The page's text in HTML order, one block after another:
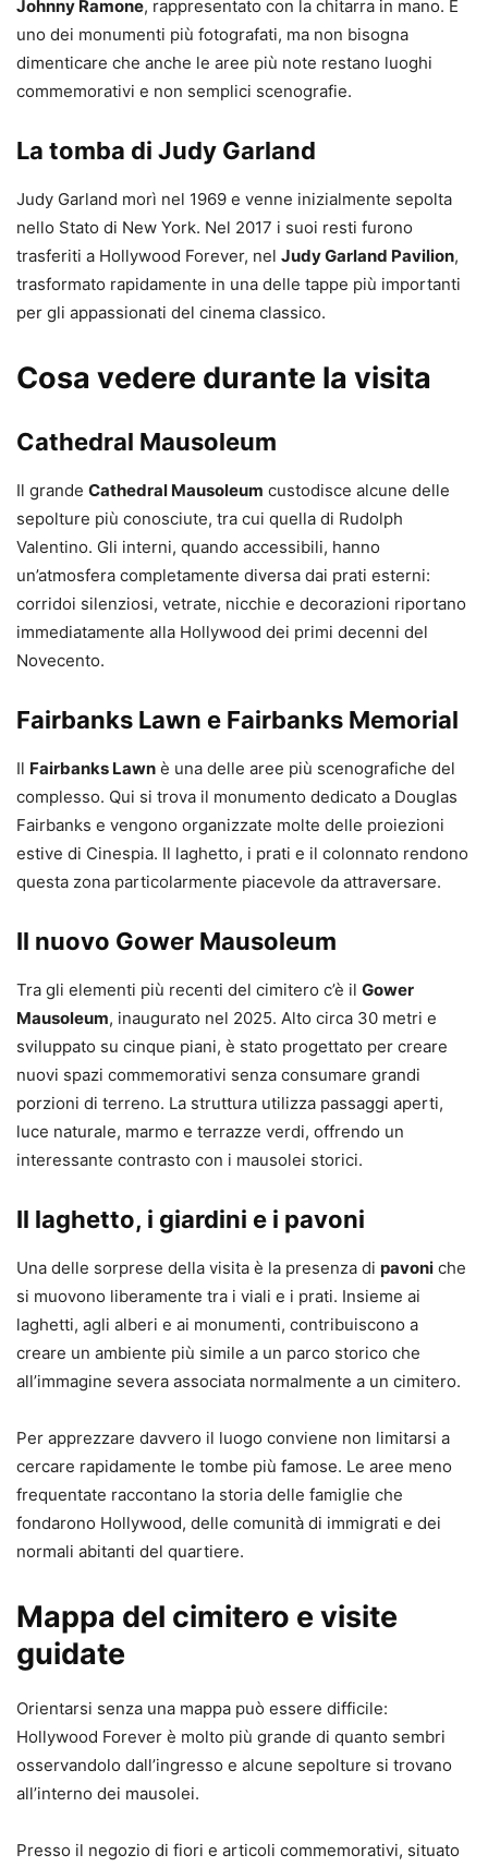
Johnny Ramone, rappresentato con la chitarra in mano. È
uno dei monumenti più fotografati, ma non bisogna
dimenticare che anche le aree più note restano luoghi
commemorativi e non semplici scenografie.
La tomba di Judy Garland
Judy Garland morì nel 1969 e venne inizialmente sepolta
nello Stato di New York. Nel 2017 i suoi resti furono
trasferiti a Hollywood Forever, nel Judy Garland Pavilion,
trasformato rapidamente in una delle tappe più importanti
per gli appassionati del cinema classico.
Cosa vedere durante la visita
Cathedral Mausoleum
Il grande Cathedral Mausoleum custodisce alcune delle
sepolture più conosciute, tra cui quella di Rudolph
Valentino. Gli interni, quando accessibili, hanno
un’atmosfera completamente diversa dai prati esterni:
corridoi silenziosi, vetrate, nicchie e decorazioni riportano
immediatamente alla Hollywood dei primi decenni del
Novecento.
Fairbanks Lawn e Fairbanks Memorial
Il Fairbanks Lawn è una delle aree più scenografiche del
complesso. Qui si trova il monumento dedicato a Douglas
Fairbanks e vengono organizzate molte delle proiezioni
estive di Cinespia. Il laghetto, i prati e il colonnato rendono
questa zona particolarmente piacevole da attraversare.
Il nuovo Gower Mausoleum
Tra gli elementi più recenti del cimitero c’è il Gower
Mausoleum, inaugurato nel 2025. Alto circa 30 metri e
sviluppato su cinque piani, è stato progettato per creare
nuovi spazi commemorativi senza consumare grandi
porzioni di terreno. La struttura utilizza passaggi aperti,
luce naturale, marmo e terrazze verdi, offrendo un
interessante contrasto con i mausolei storici.
Il laghetto, i giardini e i pavoni
Una delle sorprese della visita è la presenza di pavoni che
si muovono liberamente tra i viali e i prati. Insieme ai
laghetti, agli alberi e ai monumenti, contribuiscono a
creare un ambiente più simile a un parco storico che
all’immagine severa associata normalmente a un cimitero.
Per apprezzare davvero il luogo conviene non limitarsi a
cercare rapidamente le tombe più famose. Le aree meno
frequentate raccontano la storia delle famiglie che
fondarono Hollywood, delle comunità di immigrati e dei
normali abitanti del quartiere.
Mappa del cimitero e visite
guidate
Orientarsi senza una mappa può essere difficile:
Hollywood Forever è molto più grande di quanto sembri
osservandolo dall’ingresso e alcune sepolture si trovano
all’interno dei mausolei.
Presso il negozio di fiori e articoli commemorativi, situato